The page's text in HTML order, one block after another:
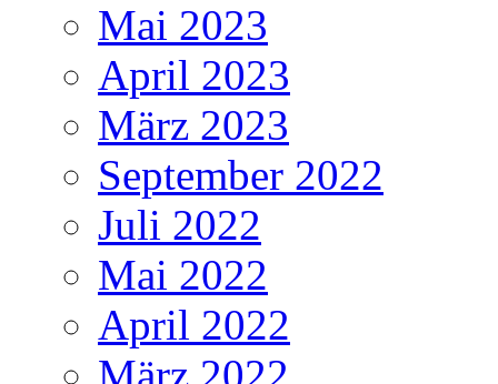
Mai 2023
April 2023
März 2023
September 2022
Juli 2022
Mai 2022
April 2022